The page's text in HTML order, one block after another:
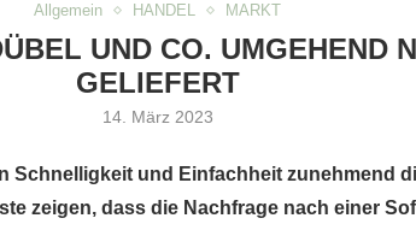
Allgemein HANDEL MARKT
UND CO. UMGEHEND
GELIEFERT
14. März 2023
Schnelligkeit und Einfachheit zunehmend
zeigen, dass die Nachfrage nach einer